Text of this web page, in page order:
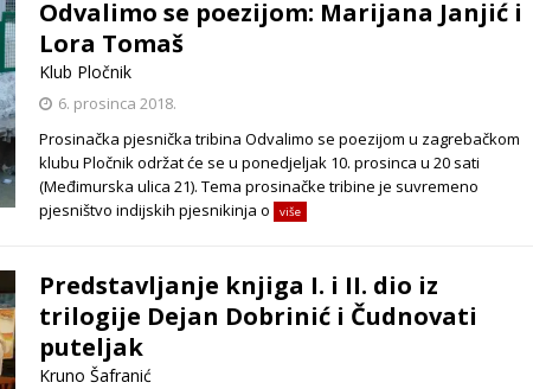
Odvalimo se poezijom: Marijana Janjić i
Lora Tomaš
Klub Pločnik
6. prosinca 2018.
Prosinačka pjesnička tribina Odvalimo se poezijom u zagrebačkom
klubu Pločnik održat će se u ponedjeljak 10. prosinca u 20 sati
(Međimurska ulica 21). Tema prosinačke tribine je suvremeno
pjesništvo indijskih pjesnikinja o
više
Predstavljanje knjiga I. i II. dio iz
trilogije Dejan Dobrinić i Čudnovati
puteljak
Kruno Šafranić